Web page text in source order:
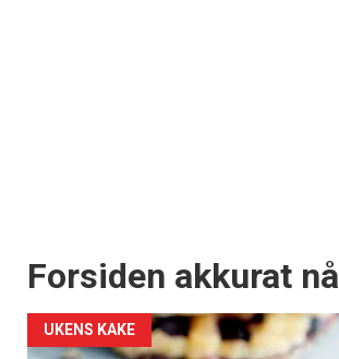
Forsiden akkurat nå
UKENS KAKE